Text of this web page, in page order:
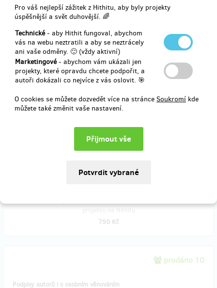
Pro váš nejlepší zážitek z Hithitu, aby byly projekty
úspěšnější a svět duhovější. 🌈
Technické- aby Hithit fungoval, abychom
vás na webu neztratili a aby se neztrácely
ani vaše odměny. 🙂 (vždy aktivní)
Marketingové- abychom vám ukázali jen
projekty, které opravdu chcete podpořit, a
autoři dokázali co nejvíce z vás oslovit. 🎯
O cookies se můžete dozvedět více na stránce Soukromí kde
můžete také změnit vaše nastavení.
dvě knihy
Legendy o Magorovi I.
Doručení odměny: na poštovní adresu, do čtvrt roku po ukončení
projektu na Hithitu
500 Kč
Ve dvou knihách Legendy o Magorovi, které Vám zašleme, budete
projektu na Hithitu
750 Kč
prodáno 10
Podpisy autorů i s osobním věnováním